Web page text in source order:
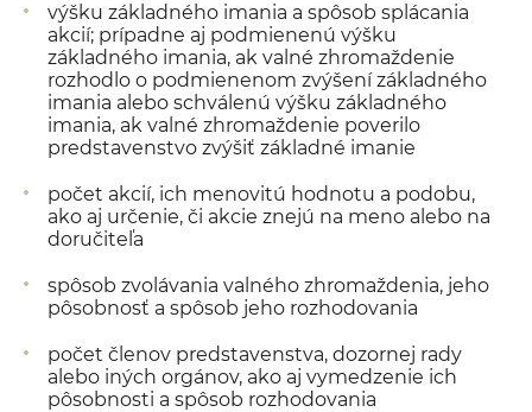
výšku základného imania a spôsob splácania
akcií; prípadne aj podmienenú výšku
základného imania, ak valné zhromaždenie
rozhodlo o podmienenom zvýšení základného
imania alebo schválenú výšku základného
imania, ak valné zhromaždenie poverilo
predstavenstvo zvýšiť základné imanie
počet akcií, ich menovitú hodnotu a podobu,
ako aj určenie, či akcie znejú na meno alebo na
doručiteľa
spôsob zvolávania valného zhromaždenia, jeho
pôsobnosť a spôsob jeho rozhodovania
počet členov predstavenstva, dozornej rady
alebo iných orgánov, ako aj vymedzenie ich
pôsobnosti a spôsob rozhodovania